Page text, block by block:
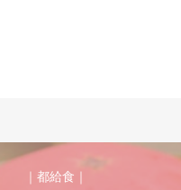
｜都給食｜